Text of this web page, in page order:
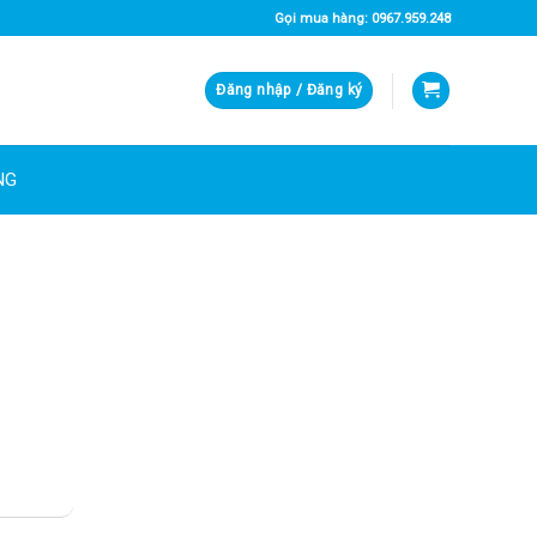
Gọi mua hàng: 0967.959.248
Đăng nhập / Đăng ký